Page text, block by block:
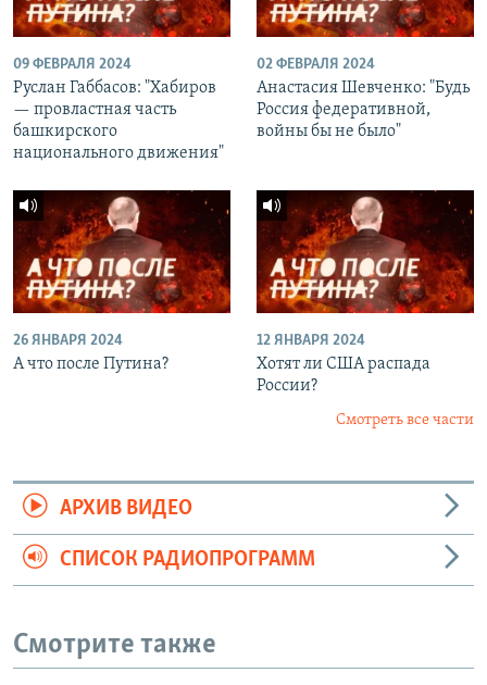
09 ФЕВРАЛЯ 2024
Руслан Габбасов: "Хабиров
— провластная часть
башкирского
национального движения"
02 ФЕВРАЛЯ 2024
Анастасия Шевченко: "Будь
Россия федеративной,
войны бы не было"
26 ЯНВАРЯ 2024
А что после Путина?
12 ЯНВАРЯ 2024
Хотят ли США распада
России?
Смотреть все части
АРХИВ ВИДЕО
СПИСОК РАДИОПРОГРАММ
Смотрите также